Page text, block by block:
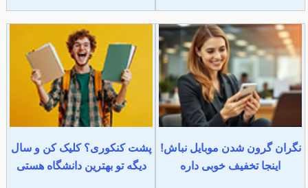
نگران گرون شدن موبایل نباش!
اینجا تخفیف خوبی داره
پشت کنکوری؟ کلیک کن و سال
دیگه تو بهترین دانشگاه هستی